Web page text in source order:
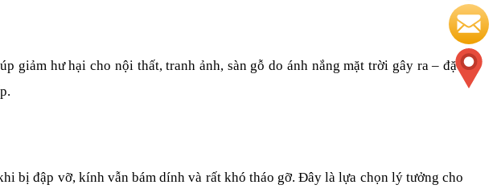
giảm hư hại cho nội thất, tranh ảnh, sàn gỗ do ánh nắng mặt trời gây ra – đặc
bị đập vỡ, kính vẫn bám dính và rất khó tháo gỡ. Đây là lựa chọn lý tưởng cho